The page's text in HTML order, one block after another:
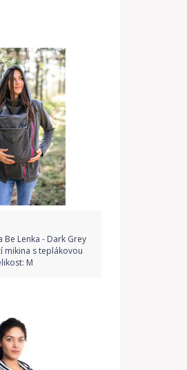
Be Lenka - Dark Grey
mikina s teplákovou
M
produktu